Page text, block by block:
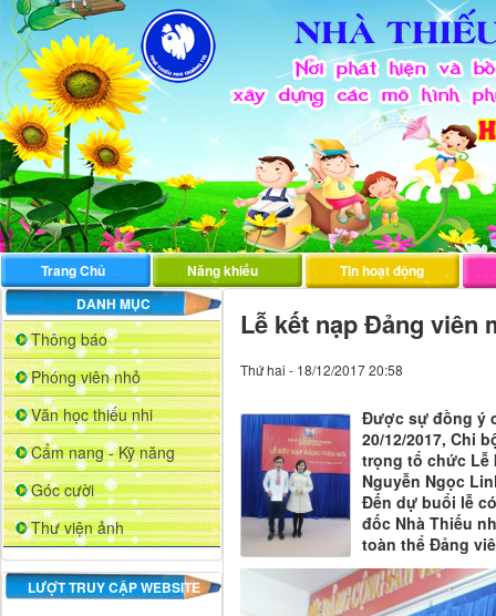
Trang Chủ Năng khiếu
Tin hoạt động
DANH MỤC
Thông báo
Phóng viên nhỏ
Văn học thiếu nhi
Cẩm nang - Kỹ năng
Góc cười
Thư viện ảnh
LƯỢT TRUY CẬP WEBSITE
Lễ kết nạp Đảng viên
Thứ hai - 18/12/2017 20:58
Được sự đồng ý
20/12/2017, Chi
trọng tổ chức Lễ
Nguyễn Ngọc
Đến dự buổi lễ
đốc Nhà Thiếu
toàn thể Đảng